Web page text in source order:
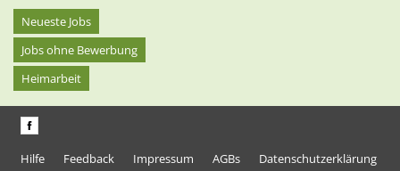
Neueste Jobs
Jobs ohne Bewerbung
Heimarbeit
Hilfe Feedback Impressum AGBs Datenschutzerklärung